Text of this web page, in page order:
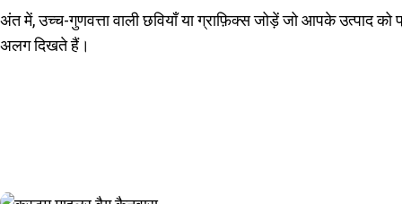
अंत में, उच्च-गुणवत्ता वाली छवियाँ या ग्राफ़िक्स जोड़ें जो आपके उत्पाद
अलग दिखते हैं।